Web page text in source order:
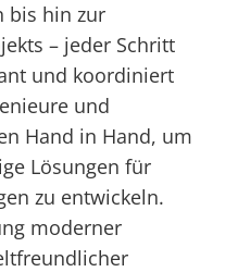
bis hin zur
– jeder Schritt
und koordiniert
und
Hand in Hand, um
Lösungen für
zu entwickeln.
moderner